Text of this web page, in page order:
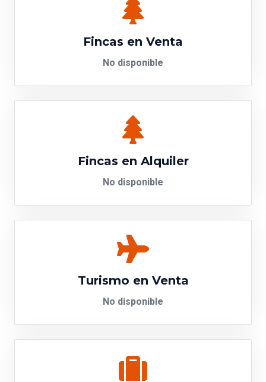
Fincas en Venta
No disponible
Fincas en Alquiler
No disponible
Turismo en Venta
No disponible